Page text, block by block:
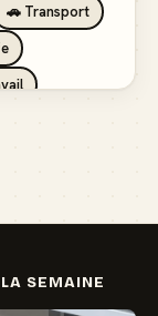
🚗 Transport
SEMAINE